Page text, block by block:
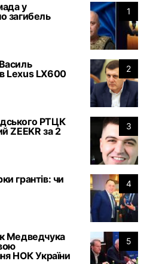
1
у
загибель
2
Lexus LX600
3
РТЦК
ZEEKR за 2
4
грантів: чи
5
Медведчука
НОК України